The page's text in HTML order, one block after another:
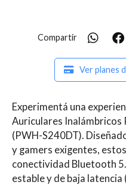
Compartir
Ver planes
Experimentá una
Auriculares Inalámbricos
(PWH-S240DT).
y gamers exigentes,
conectividad Bluetooth
estable y de baja